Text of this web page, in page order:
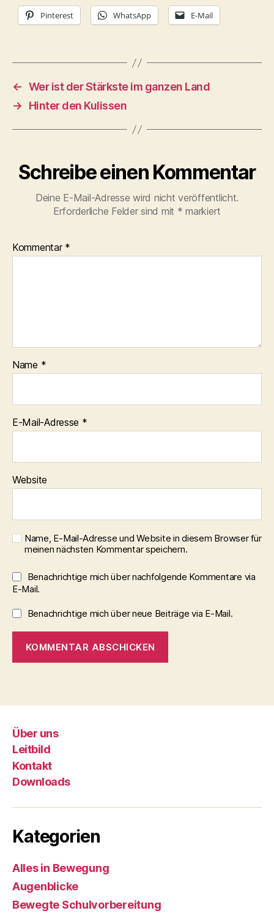
Pinterest WhatsApp E-Mail
← Wer ist der Stärkste im ganzen Land
→
Hinter den Kulissen
Schreibe einen Kommentar
Deine E-Mail-Adresse wird nicht veröffentlicht.
Erforderliche Felder sind mit * markiert
Kommentar *
Name *
E-Mail-Adresse *
Website
Name, E-Mail-Adresse und Website in diesem Browser für
meinen nächsten Kommentar speichern.
Benachrichtige mich über nachfolgende Kommentare via
E-Mail.
Benachrichtige mich über neue Beiträge via E-Mail.
Über uns
Leitbild
Kontakt
Downloads
Kategorien
Alles in Bewegung
Augenblicke
Bewegte Schulvorbereitung